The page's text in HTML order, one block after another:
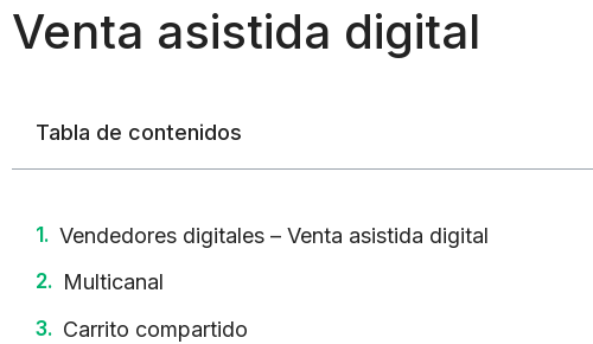
Venta asistida digital
Tabla de contenidos
Vendedores digitales – Venta asistida digital
Multicanal
Carrito compartido